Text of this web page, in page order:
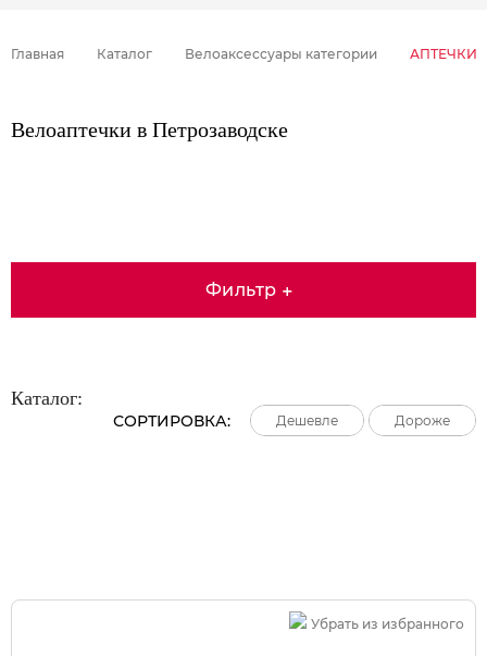
Главная Каталог Велоаксессуары категории АПТЕЧКИ
Велоаптечки в Петрозаводске
Фильтр +
Каталог:
СОРТИРОВКА: Дешевле
Дешевле
Дешевле Дороже
Дороже
Дороже
Убрать из избранного